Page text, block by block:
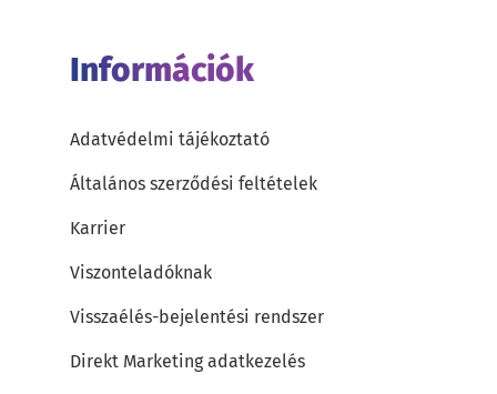
Információk
Adatvédelmi tájékoztató
Általános szerződési feltételek
Karrier
Viszonteladóknak
Visszaélés-bejelentési rendszer
Direkt Marketing adatkezelés